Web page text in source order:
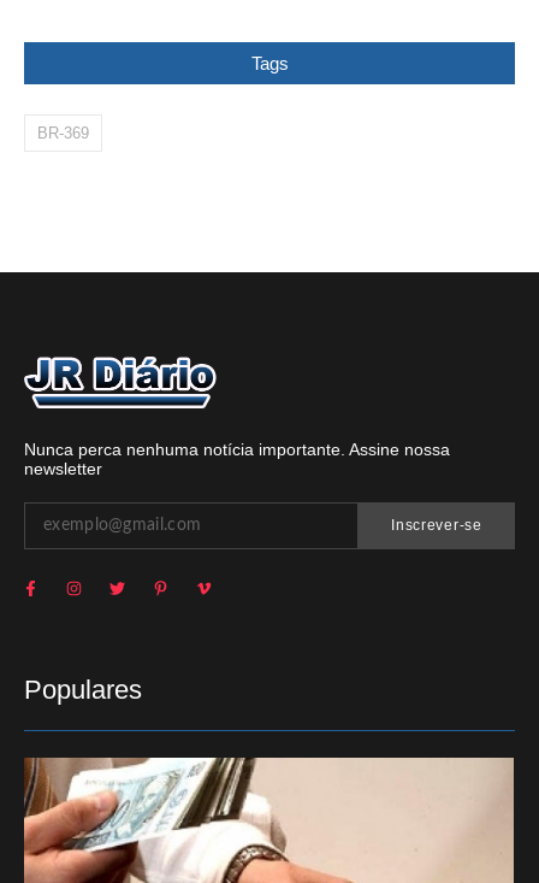
Tags
BR-369
Nunca perca nenhuma notícia importante. Assine nossa
newsletter
Inscrever-se
Populares